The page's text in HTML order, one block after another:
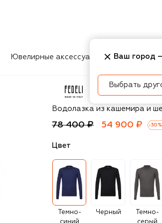
Ювелирные аксессуары Косметика
Fedeli
Водолазка из кашемира и
78 400 ₽ 54 900 ₽ -30 %
Цвет
Темно-
Черный
Темно-
Ваш город
Выбрать